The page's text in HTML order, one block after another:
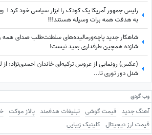
رئیس جمهور آمریکا یک کودک را ابزار سیاسی خود کرد +
به هدفت همه برات وسیله هستند!!!
شاهکار جدید پاچه‌ورمالیده‌های سلطنت‌طلب صدای همه
شازده همچین طرفداری بعید نیست!
(عکس) رونمایی از عروس ترکیه‌ای خاندان احمدی‌نژاد؛
شنل دور توری تا...
وب گردی
آهنگ جدید قیمت گوشی تبلیغات هدفمند پالاز موکت
قیمت ارز دیجیتال کلینیک زیبایی